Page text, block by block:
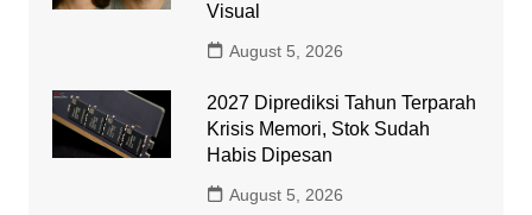
Visual
August 5, 2026
2027 Diprediksi Tahun Terparah
Krisis Memori, Stok Sudah
Habis Dipesan
August 5, 2026